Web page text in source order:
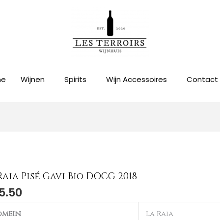
Wijnen Spirits Wijn Accessoires Contact
Pisé Gavi Bio DOCG 2018
La Raia